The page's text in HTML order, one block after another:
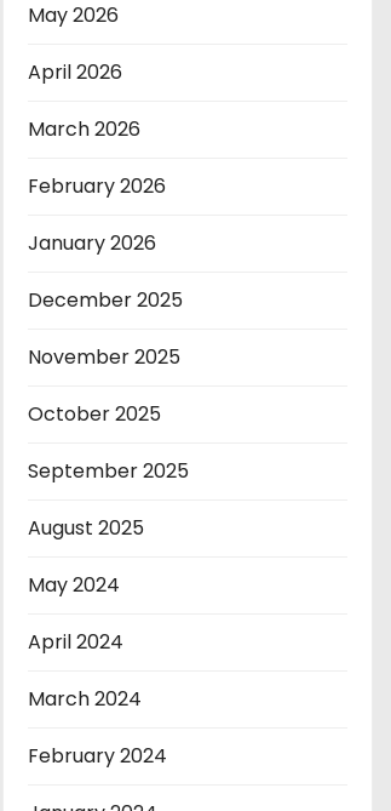
May 2026
April 2026
March 2026
February 2026
January 2026
December 2025
November 2025
October 2025
September 2025
August 2025
May 2024
April 2024
March 2024
February 2024